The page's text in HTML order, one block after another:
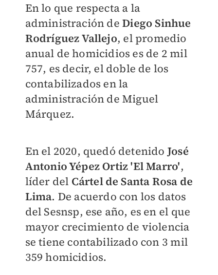
En lo que respecta a la
administración deDiego Sinhue
Rodríguez Vallejo, el promedio
anual de homicidios es de 2 mil
757, es decir, el doble de los
contabilizados en la
administración de Miguel
Márquez.
En el 2020, quedó detenido José
Antonio Yépez Ortiz 'El Marro',
líder del Cártel de Santa Rosa de
Lima. De acuerdo con los datos
del Sesnsp, ese año, es en el que
mayor crecimiento de violencia
se tiene contabilizado con 3 mil
359 homicidios.